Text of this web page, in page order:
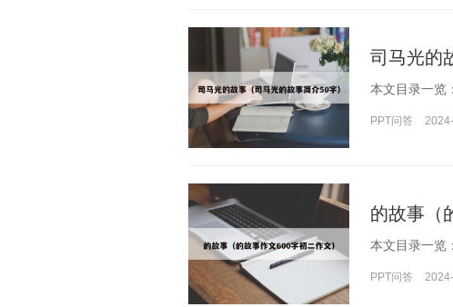
司马光的
PPT问答
的故事（
PPT问答